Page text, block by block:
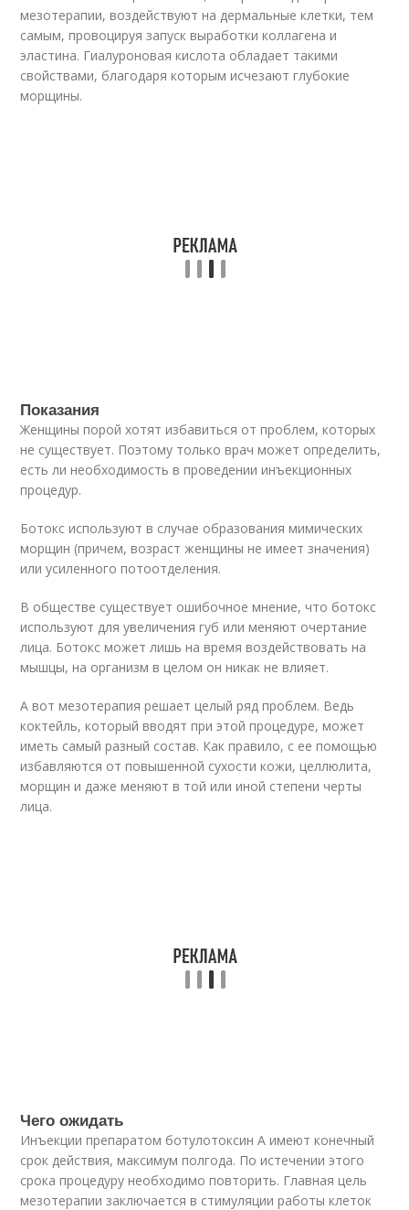
мезотерапии, воздействуют на дермальные клетки, тем
самым, провоцируя запуск выработки коллагена и
эластина. Гиалуроновая кислота обладает такими
свойствами, благодаря которым исчезают глубокие
морщины.
Показания
Женщины порой хотят избавиться от проблем, которых
не существует. Поэтому только врач может определить,
есть ли необходимость в проведении инъекционных
процедур.
Ботокс используют в случае образования мимических
морщин (причем, возраст женщины не имеет значения)
или усиленного потоотделения.
В обществе существует ошибочное мнение, что ботокс
используют для увеличения губ или меняют очертание
лица. Ботокс может лишь на время воздействовать на
мышцы, на организм в целом он никак не влияет.
А вот мезотерапия решает целый ряд проблем. Ведь
коктейль, который вводят при этой процедуре, может
иметь самый разный состав. Как правило, с ее помощью
избавляются от повышенной сухости кожи, целлюлита,
морщин и даже меняют в той или иной степени черты
лица.
Чего ожидать
Инъекции препаратом ботулотоксин А имеют конечный
срок действия, максимум полгода. По истечении этого
срока процедуру необходимо повторить. Главная цель
мезотерапии заключается в стимуляции работы клеток